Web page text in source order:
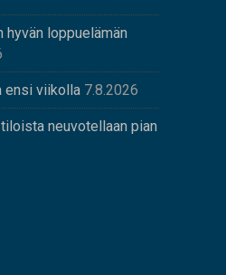
hyvän loppuelämän
ensi viikolla 7.8.2026
neuvotellaan pian